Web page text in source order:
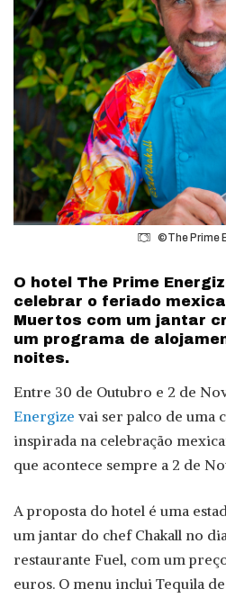
©The Prime
O hotel The Prime
celebrar o feriado
Muertos com um jantar
um programa de
noites.
Entre 30 de Outubro e 2 de
Energize vai ser palco de uma
inspirada na celebração
que acontece sempre a 2 de
A proposta do hotel é uma
um jantar do chef Chakall no
restaurante Fuel, com um
euros. O menu inclui Tequila